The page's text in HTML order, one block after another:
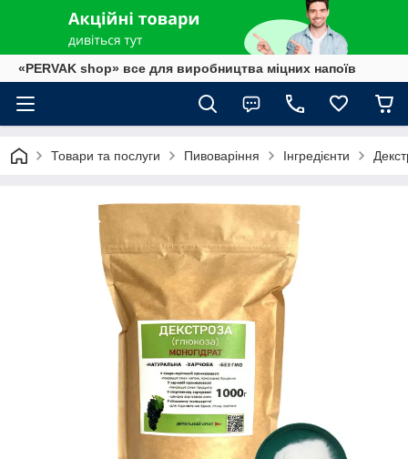
«PERVAK shop» все для виробництва міцних напоїв
Товари та послуги Пивоваріння Інгредієнти